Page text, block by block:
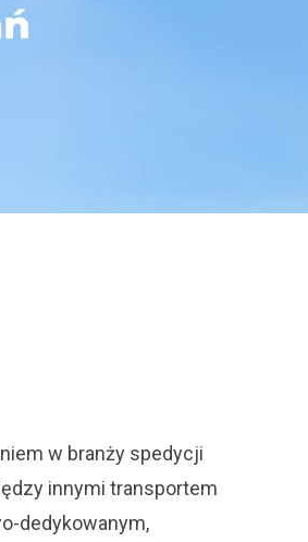
w branży spedycji
innymi transportem
dedykowanym,